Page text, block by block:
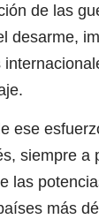
de las
desarme,
ese
siempre a
las
más